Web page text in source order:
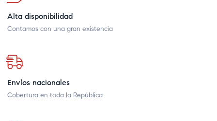
Alta disponibilidad
Contamos con una gran existencia
Envíos nacionales
Cobertura en toda la República